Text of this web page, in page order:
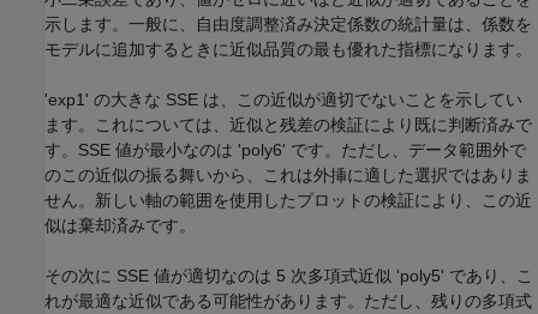
示します。一般に、自由度調整済み決定係数の統計量は、係数を
モデルに追加するときに近似品質の最も優れた指標になります。
'exp1' の大きな SSE は、この近似が適切でないことを示してい
ます。これについては、近似と残差の検証により既に判断済みで
す。SSE 値が最小なのは 'poly6' です。ただし、データ範囲外で
のこの近似の振る舞いから、これは外挿に適した選択ではありま
せん。新しい軸の範囲を使用したプロットの検証により、この近
似は棄却済みです。
その次に SSE 値が適切なのは 5 次多項式近似 'poly5' であり、こ
れが最適な近似である可能性があります。ただし、残りの多項式